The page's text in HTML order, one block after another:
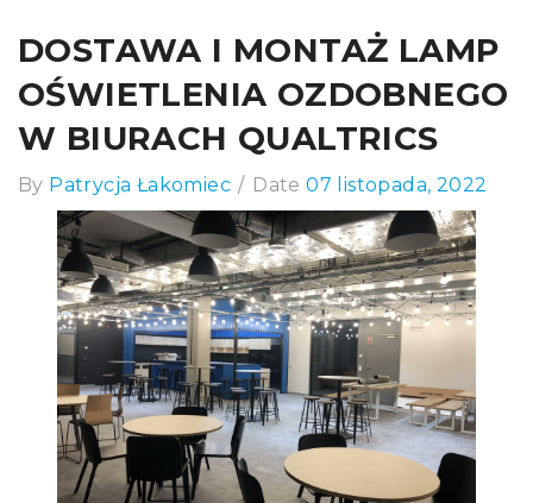
DOSTAWA I MONTAŻ LAMP
OŚWIETLENIA OZDOBNEGO
W BIURACH QUALTRICS
By Patrycja Łakomiec / Date07 listopada, 2022